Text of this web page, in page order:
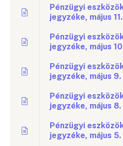
Pénzügyi
jegyzéke, május 11.
Pénzügyi
jegyzéke, május
Pénzügyi
jegyzéke, május 9.
Pénzügyi
jegyzéke, május 8.
Pénzügyi
jegyzéke, május 5.